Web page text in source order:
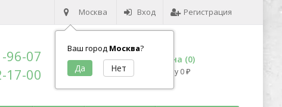
Москва
Ваш город Москва?
Вход Регистрация
96-07
17-00
Корзина (0)
на сумму 0 ₽